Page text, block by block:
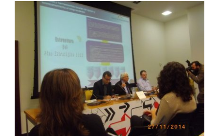
Servicios y herramientas
locales de apoyo y
acompañamiento al
emprendedor. El
municipio como punto de
partida hacia el éxito
emprendedor.
ADLYPSE CV Emprendedores Turismo